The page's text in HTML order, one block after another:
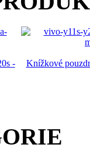
-
Knížkové